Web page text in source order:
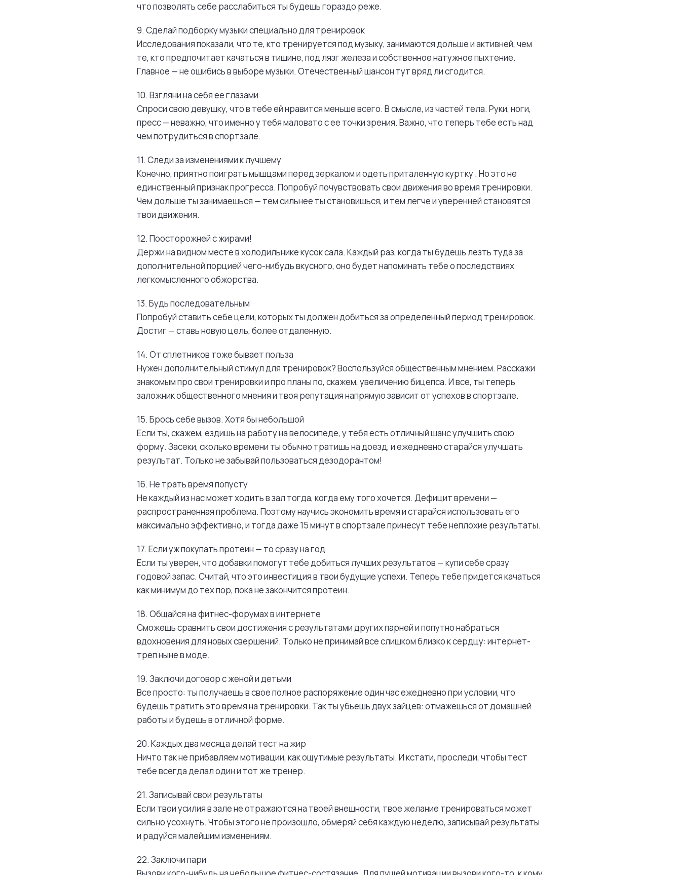
что позволять себе расслабиться ты будешь гораздо реже.
9. Сделай подборку музыки специально для тренировок
Исследования показали, что те, кто тренируется под музыку, занимаются дольше и активней, чем
те, кто предпочитает качаться в тишине, под лязг железа и собственное натужное пыхтение.
Главное — не ошибись в выборе музыки. Отечественный шансон тут вряд ли сгодится.
10. Взгляни на себя ее глазами
Спроси свою девушку, что в тебе ей нравится меньше всего. В смысле, из частей тела. Руки, ноги,
пресс — неважно, что именно у тебя маловато с ее точки зрения. Важно, что теперь тебе есть над
чем потрудиться в спортзале.
11. Следи за изменениями к лучшему
Конечно, приятно поиграть мышцами перед зеркалом и одеть приталенную куртку . Но это не
единственный признак прогресса. Попробуй почувствовать свои движения во время тренировки.
Чем дольше ты занимаешься — тем сильнее ты становишься, и тем легче и уверенней становятся
твои движения.
12. Поосторожней с жирами!
Держи на видном месте в холодильнике кусок сала. Каждый раз, когда ты будешь лезть туда за
дополнительной порцией чего-нибудь вкусного, оно будет напоминать тебе о последствиях
легкомысленного обжорства.
13. Будь последовательным
Попробуй ставить себе цели, которых ты должен добиться за определенный период тренировок.
Достиг — ставь новую цель, более отдаленную.
14. От сплетников тоже бывает польза
Нужен дополнительный стимул для тренировок? Воспользуйся общественным мнением. Расскажи
знакомым про свои тренировки и про планы по, скажем, увеличению бицепса. И все, ты теперь
заложник общественного мнения и твоя репутация напрямую зависит от успехов в спортзале.
15. Брось себе вызов. Хотя бы небольшой
Если ты, скажем, ездишь на работу на велосипеде, у тебя есть отличный шанс улучшить свою
форму. Засеки, сколько времени ты обычно тратишь на доезд, и ежедневно старайся улучшать
результат. Только не забывай пользоваться дезодорантом!
16. Не трать время попусту
Не каждый из нас может ходить в зал тогда, когда ему того хочется. Дефицит времени —
распространенная проблема. Поэтому научись экономить время и старайся использовать его
максимально эффективно, и тогда даже 15 минут в спортзале принесут тебе неплохие результаты.
17. Если уж покупать протеин — то сразу на год
Если ты уверен, что добавки помогут тебе добиться лучших результатов — купи себе сразу
годовой запас. Считай, что это инвестиция в твои будущие успехи. Теперь тебе придется качаться
как минимум до тех пор, пока не закончится протеин.
18. Общайся на фитнес-форумах в интернете
Сможешь сравнить свои достижения с результатами других парней и попутно набраться
вдохновения для новых свершений. Только не принимай все слишком близко к сердцу: интернет-
треп ныне в моде.
19. Заключи договор с женой и детьми
Все просто: ты получаешь в свое полное распоряжение один час ежедневно при условии, что
будешь тратить это время на тренировки. Так ты убьешь двух зайцев: отмажешься от домашней
работы и будешь в отличной форме.
20. Каждых два месяца делай тест на жир
Ничто так не прибавляем мотивации, как ощутимые результаты. И кстати, проследи, чтобы тест
тебе всегда делал один и тот же тренер.
21. Записывай свои результаты
Если твои усилия в зале не отражаются на твоей внешности, твое желание тренироваться может
сильно усохнуть. Чтобы этого не произошло, обмеряй себя каждую неделю, записывай результаты
и радуйся малейшим изменениям.
22. Заключи пари